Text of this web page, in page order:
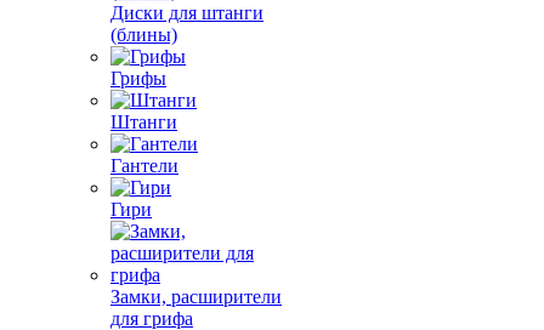
Диски для штанги
(блины)
Грифы
Штанги
Гантели
Гири
Замки, расширители
для грифа